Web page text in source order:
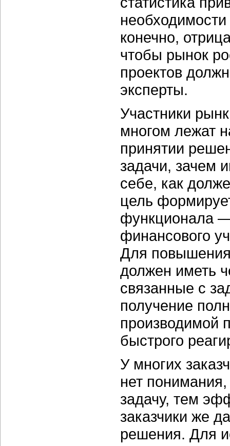
конечно,
чтобы рынок
проектов
эксперты.
Участники
многом лежат
принятии
задачи, зачем
себе, как
цель
функционала
финансового
Для
должен иметь
связанные с
получение
производимой
быстрого
У многих
нет
задачу, тем
заказчики же
решения. Для